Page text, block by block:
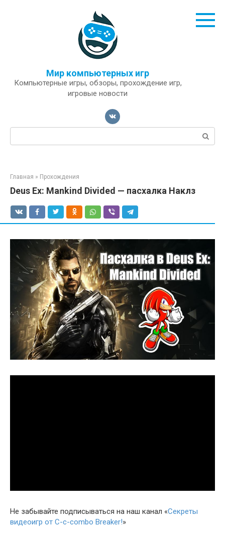
Мир компьютерных игр
Компьютерные игры, обзоры, прохождение игр,
игровые новости
Поиск:
Главная » Прохождения
Deus Ex: Mankind Divided — пасхалка Наклз
Не забывайте подписываться на наш канал «Секреты
видеоигр от C-c-combo Breaker!»